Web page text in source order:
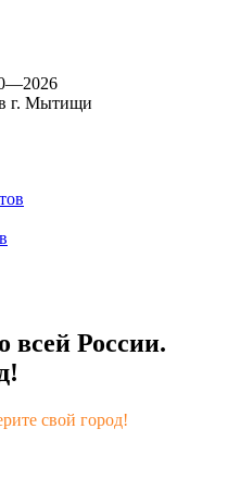
г. Мытищи
России.
свой город!